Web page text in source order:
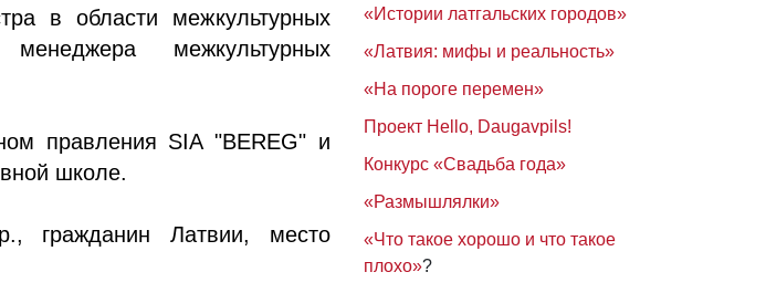
в области межкультурных
межкультурных
правления SIA "BEREG" и
школе.
гражданин Латвии, место
«Истории латгальских городов»
«Латвия: мифы и реальность»
«На пороге перемен»
Проект Hello, Daugavpils!
Конкурс «Свадьба года»
«Размышлялки»
«Что такое хорошо и что такое
плохо»?